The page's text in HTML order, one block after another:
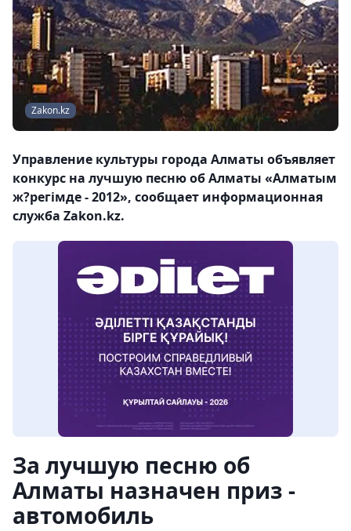
Zakon.kz
Управление культуры города Алматы объявляет
конкурс на лучшую песню об Алматы «Алматым
ж?регімде - 2012», сообщает информационная
служба Zakon.kz.
За лучшую песню об
Алматы назначен приз -
автомобиль